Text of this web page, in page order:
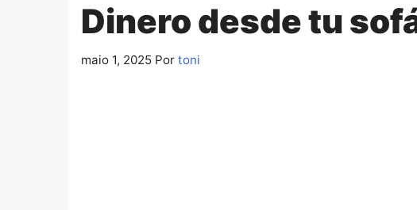
Dinero desde tu
maio 1, 2025 Por toni